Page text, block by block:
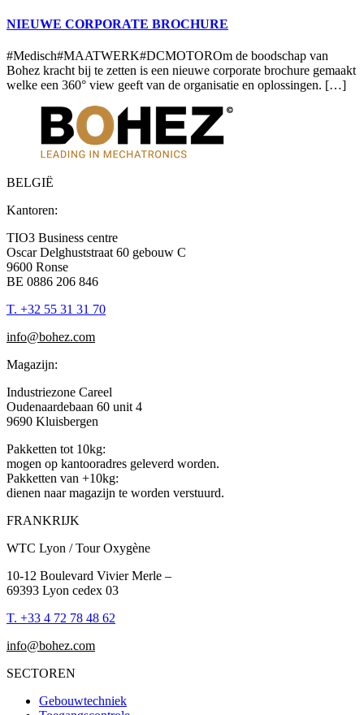
NIEUWE CORPORATE BROCHURE
#Medisch#MAATWERK#DCMOTOROm de boodschap van
Bohez kracht bij te zetten is een nieuwe corporate brochure gemaakt
welke een 360° view geeft van de organisatie en oplossingen. […]
BELGIË
Kantoren:
TIO3 Business centre
Oscar Delghuststraat 60 gebouw C
9600 Ronse
BE 0886 206 846
T. +32 55 31 31 70
info@bohez.com
Magazijn:
Industriezone Careel
Oudenaardebaan 60 unit 4
9690 Kluisbergen
Pakketten tot 10kg:
mogen op kantooradres geleverd worden.
Pakketten van +10kg:
dienen naar magazijn te worden verstuurd.
FRANKRIJK
WTC Lyon / Tour Oxygène
10-12 Boulevard Vivier Merle –
69393 Lyon cedex 03
T. +33 4 72 78 48 62
info@bohez.com
SECTOREN
Gebouwtechniek